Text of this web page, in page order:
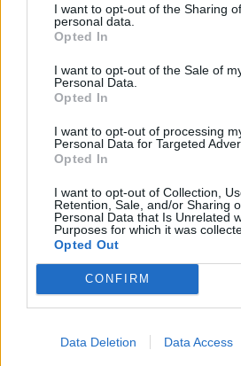
I want to opt-out of the Sharing
personal data.
Opted In
I want to opt-out of the Sale of
Personal Data.
Opted In
I want to opt-out of processing
Personal Data for Targeted
Opted In
I want to opt-out of Collection,
Retention, Sale, and/or Sharing
Personal Data that Is Unrelated
Purposes for which it was
Opted Out
CONFIRM
Data Deletion Data Access
Game Previews
PlayStation
Reviews
Store Update DACH PlayStation Plus
Sony bereitet sich auf GTA 6 vor – PS5-
gesichert
3. August 2026